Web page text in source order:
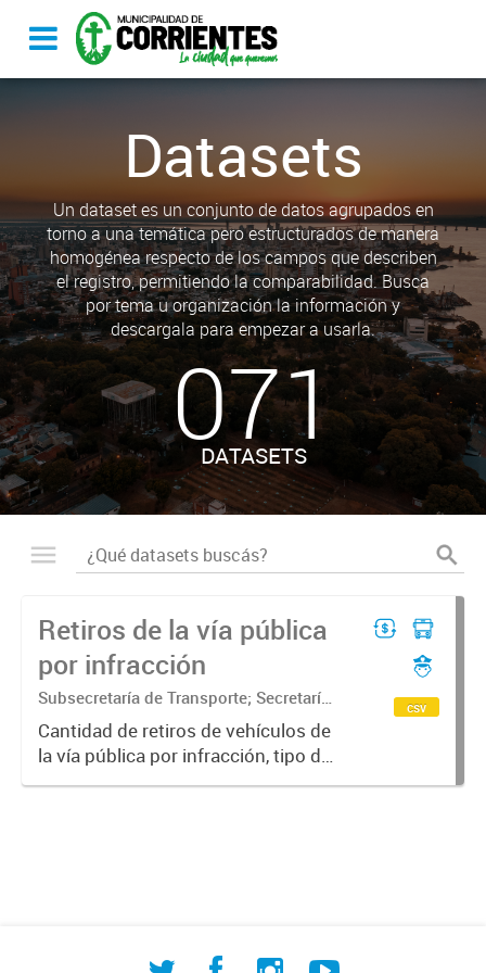
Datasets
Un dataset es un conjunto de datos agrupados en
torno a una temática pero estructurados de manera
homogénea respecto de los campos que describen
el registro, permitiendo la comparabilidad. Busca
por tema u organización la información y
descargala para empezar a usarla.
071
DATASETS
Retiros de la vía pública
por infracción
Subsecretaría de Transporte; Secretaría
de Movilidad Urbana y Seguridad
ciudadana
Cantidad de retiros de vehículos de
la vía pública por infracción, tipo de
vehículo y tipo de infracción
csv